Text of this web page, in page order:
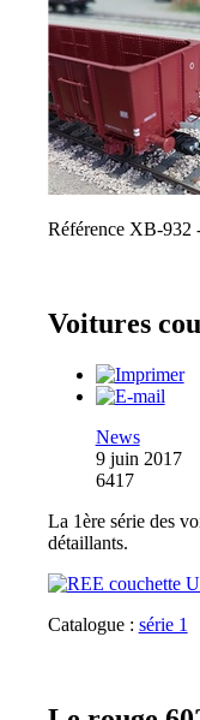
Référence XB-932
Voitures
News
9 juin 2017
6417
La 1ère série des
détaillants.
Catalogue : série 1